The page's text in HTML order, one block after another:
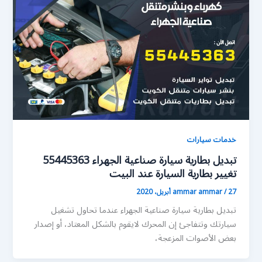
خدمات سيارات
تبديل بطارية سيارة صناعية الجهراء 55445363
تغيير بطارية السيارة عند البيت
ammar ammar/27 أبريل، 2020
تبديل بطارية سيارة صناعية الجهراء عندما تحاول تشغيل
سيارتك وتتفاجئ إن المحرك لايقوم بالشكل المعتاد، أو إصدار
بعض الأصوات المزعجة،